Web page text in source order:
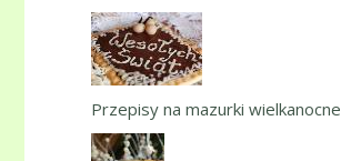
Przepisy na mazurki wielkanocne